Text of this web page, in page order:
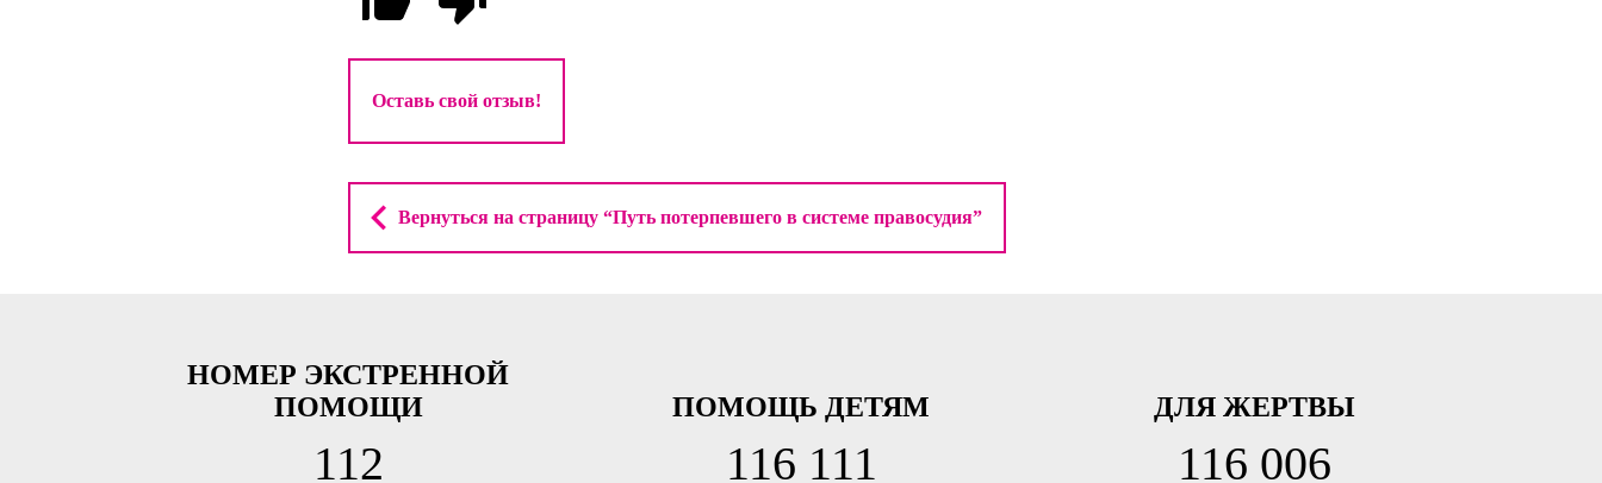
Вернуться на страницу “Путь потерпевшего в системе правосудия”
НОМЕР ЭКСТРЕННОЙ
ПОМОЩИ
112
ПОМОЩЬ ДЕТЯМ
116 111
ДЛЯ ЖЕРТВЫ
116 006